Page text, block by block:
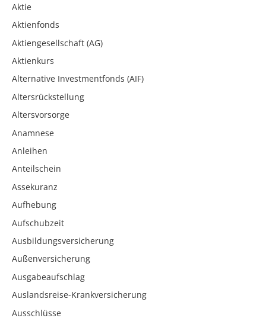
Aktie
Aktienfonds
Aktiengesellschaft (AG)
Aktienkurs
Alternative Investmentfonds (AIF)
Altersrückstellung
Altersvorsorge
Anamnese
Anleihen
Anteilschein
Assekuranz
Aufhebung
Aufschubzeit
Ausbildungsversicherung
Außenversicherung
Ausgabeaufschlag
Auslandsreise-Krankversicherung
Ausschlüsse